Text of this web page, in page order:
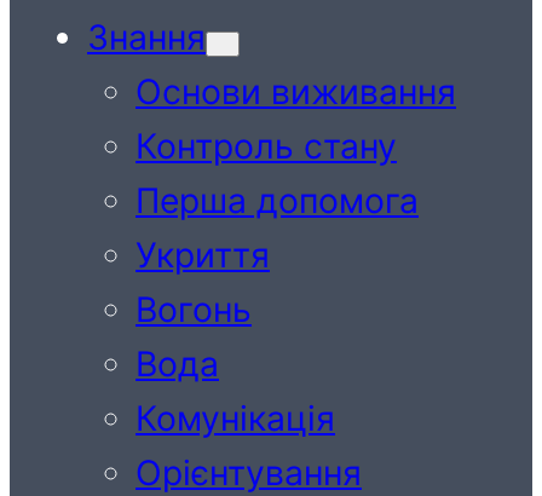
Знання
Основи виживання
Контроль стану
Перша допомога
Укриття
Вогонь
Вода
Комунікація
Орієнтування